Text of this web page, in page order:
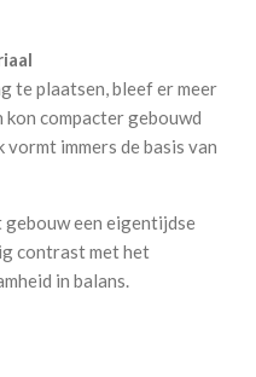
te plaatsen, bleef er meer
compacter gebouwd
immers de basis van
een eigentijdse
contrast met het
in balans.